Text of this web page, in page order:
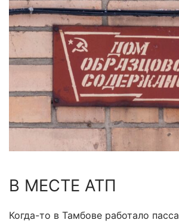
В МЕСТЕ АТП
Когда-то в Тамбове работало